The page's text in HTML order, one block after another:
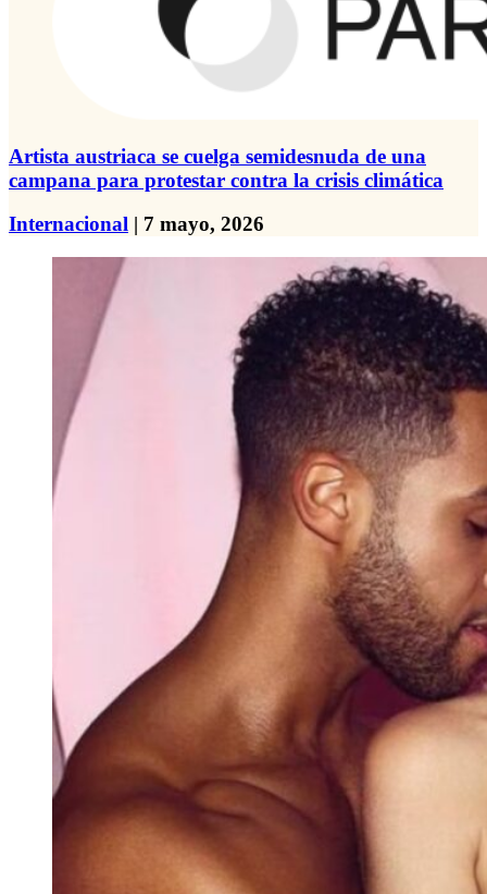
Artista austriaca se cuelga semidesnuda de una
campana para protestar contra la crisis climática
Internacional | 7 mayo, 2026